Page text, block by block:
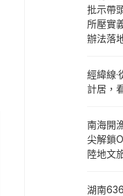
批示帶
所壓實
辦法落
經緯線
計居，
南海開
尖解鎖
陸地文
湖南